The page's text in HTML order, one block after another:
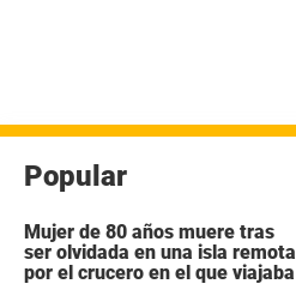
Popular
Mujer de 80 años muere tras
ser olvidada en una isla remota
por el crucero en el que viajaba